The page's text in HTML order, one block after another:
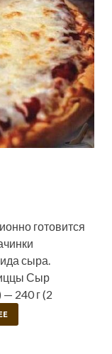
готовится
сыра.
Сыр
240 г (2